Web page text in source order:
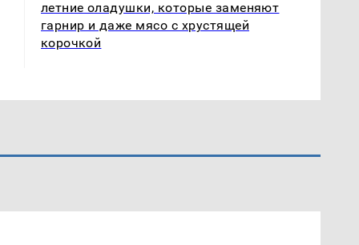
летние оладушки, которые заменяют
гарнир и даже мясо с хрустящей
корочкой